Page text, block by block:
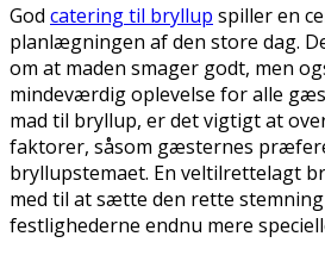
God catering til bryllup spiller en
planlægningen af den store dag.
om at maden smager godt, men
mindeværdig oplevelse for alle
mad til bryllup, er det vigtigt at
faktorer, såsom gæsternes
bryllupstemaet. En veltilrettelagt
med til at sætte den rette
festlighederne endnu mere